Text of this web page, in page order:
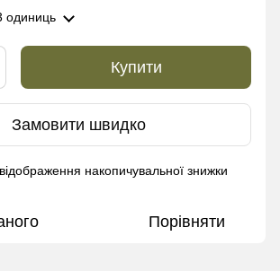
одиниць
Купити
Замовити швидко
накопичувальної знижки
Порівняти